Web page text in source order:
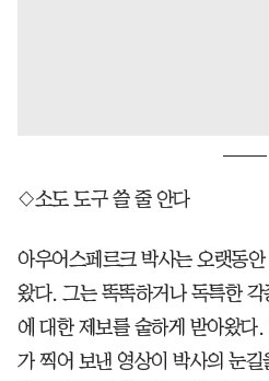
◇소도 도구 쓸 줄 안다
아우어스페르크 박사는 오랫동
왔다. 그는 똑똑하거나 독특한
에 대한 제보를 숱하게 받아왔다
가 찍어 보낸 영상이 박사의 눈